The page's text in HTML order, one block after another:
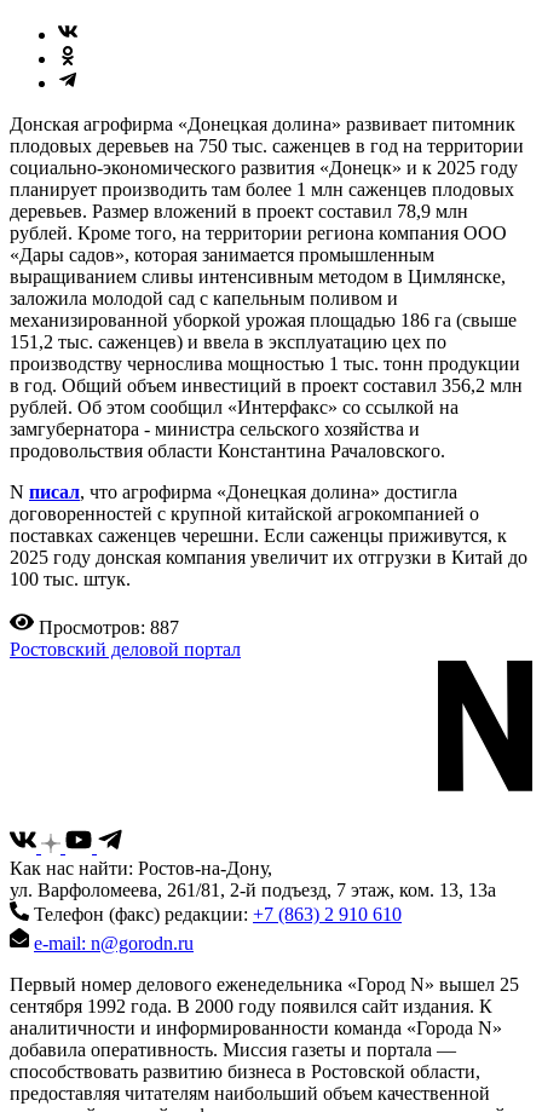
Донская агрофирма «Донецкая долина» развивает питомник
плодовых деревьев на 750 тыс. саженцев в год на территории
социально-экономического развития «Донецк» и к 2025 году
планирует производить там более 1 млн саженцев плодовых
деревьев. Размер вложений в проект составил 78,9 млн
рублей. Кроме того, на территории региона компания ООО
«Дары садов», которая занимается промышленным
выращиванием сливы интенсивным методом в Цимлянске,
заложила молодой сад с капельным поливом и
механизированной уборкой урожая площадью 186 га (свыше
151,2 тыс. саженцев) и ввела в эксплуатацию цех по
производству чернослива мощностью 1 тыс. тонн продукции
в год. Общий объем инвестиций в проект составил 356,2 млн
рублей. Об этом сообщил «Интерфакс» со ссылкой на
замгубернатора - министра сельского хозяйства и
продовольствия области Константина Рачаловского.
N писал, что агрофирма «Донецкая долина» достигла
договоренностей с крупной китайской агрокомпанией о
поставках саженцев черешни. Если саженцы приживутся, к
2025 году донская компания увеличит их отгрузки в Китай до
100 тыс. штук.
Просмотров: 887
Ростовский деловой портал
Как нас найти: Ростов-на-Дону,
ул. Варфоломеева, 261/81, 2-й подъезд, 7 этаж, ком. 13, 13а
Телефон (факс) редакции: +7 (863) 2 910 610
e-mail: n@gorodn.ru
Первый номер делового еженедельника «Город N» вышел 25
сентября 1992 года. В 2000 году появился сайт издания. К
аналитичности и информированности команда «Города N»
добавила оперативность. Миссия газеты и портала —
способствовать развитию бизнеса в Ростовской области,
предоставляя читателям наибольший объем качественной